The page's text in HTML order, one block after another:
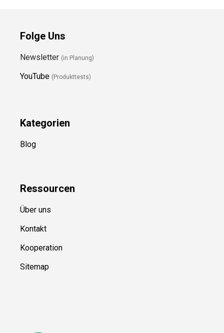
Folge Uns
Newsletter (in Planung)
YouTube (Produkttests)
Kategorien
Blog
Ressourcen
Über uns
Kontakt
Kooperation
Sitemap